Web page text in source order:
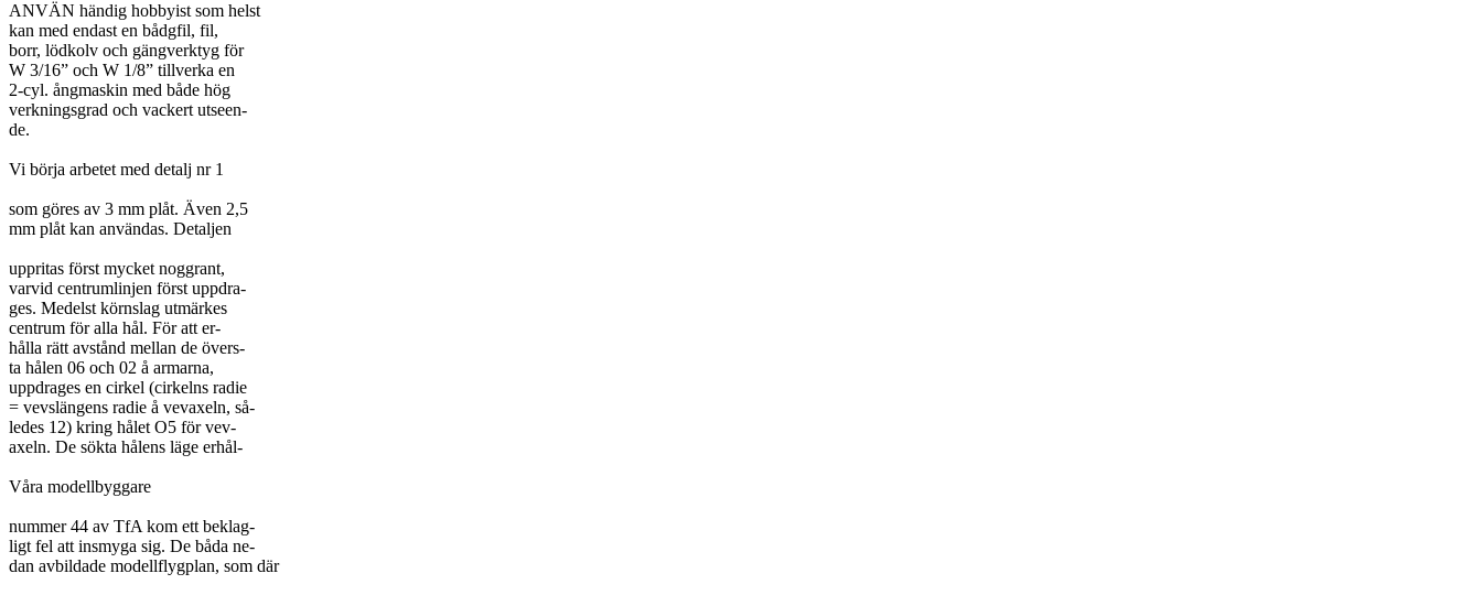
ANVÄN händig hobbyist som helst
kan med endast en bådgfil, fil,
borr, lödkolv och gängverktyg för
W 3/16” och W 1/8” tillverka en
2-cyl. ångmaskin med både hög
verkningsgrad och vackert utseen-
de.
Vi börja arbetet med detalj nr 1
som göres av 3 mm plåt. Även 2,5
mm plåt kan användas. Detaljen
uppritas först mycket noggrant,
varvid centrumlinjen först uppdra-
ges. Medelst körnslag utmärkes
centrum för alla hål. För att er-
hålla rätt avstånd mellan de övers-
ta hålen 06 och 02 å armarna,
uppdrages en cirkel (cirkelns radie
= vevslängens radie å vevaxeln, så-
ledes 12) kring hålet O5 för vev-
axeln. De sökta hålens läge erhål-
Våra modellbyggare
nummer 44 av TfA kom ett beklag-
ligt fel att insmyga sig. De båda ne-
dan avbildade modellflygplan, som där